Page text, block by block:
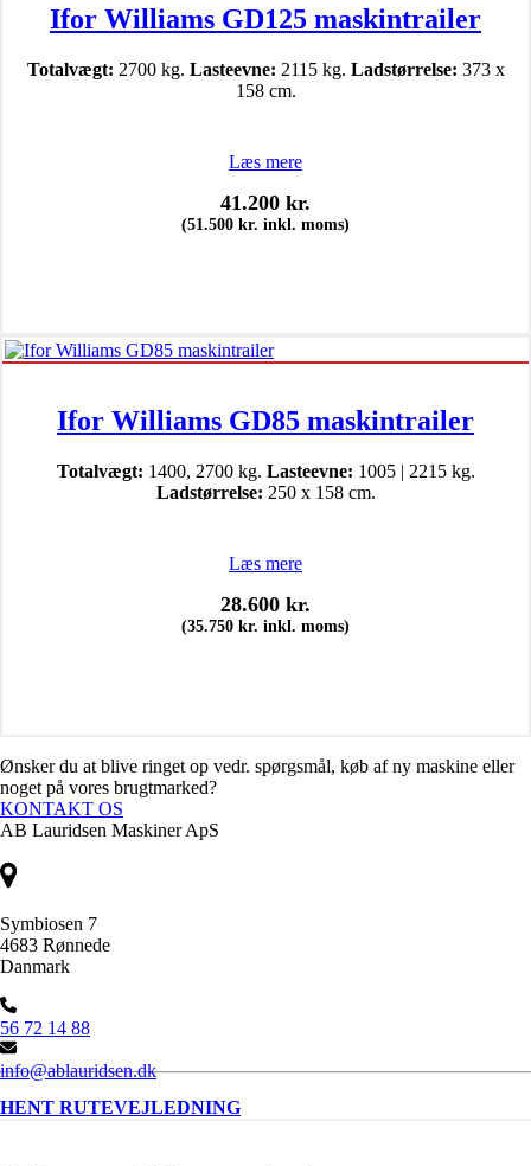
Ifor Williams GD125 maskintrailer
Totalvægt: 2700 kg. Lasteevne: 2115 kg. Ladstørrelse: 373 x
158 cm.
Læs mere
41.200 kr.
(51.500 kr. inkl. moms)
Ifor Williams GD85 maskintrailer
Totalvægt: 1400, 2700 kg. Lasteevne: 1005 | 2215 kg.
Ladstørrelse: 250 x 158 cm.
Læs mere
28.600 kr.
(35.750 kr. inkl. moms)
Ønsker du at blive ringet op vedr. spørgsmål, køb af ny maskine eller
noget på vores brugtmarked?
KONTAKT OS
AB Lauridsen Maskiner ApS
Symbiosen 7
4683 Rønnede
Danmark
56 72 14 88
info@ablauridsen.dk
HENT RUTEVEJLEDNING